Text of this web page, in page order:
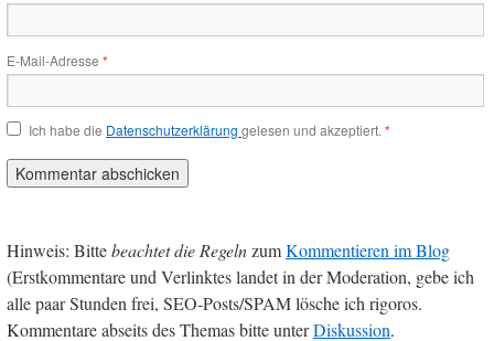
E-Mail-Adresse *
Ich habe die Datenschutzerklärung gelesen und akzeptiert. *
Hinweis: Bittebeachtet die RegelnzumKommentieren im Blog
(Erstkommentare und Verlinktes landet in der Moderation, gebe ich
alle paar Stunden frei, SEO-Posts/SPAM lösche ich rigoros.
Kommentare abseits des Themas bitte unterDiskussion.